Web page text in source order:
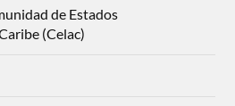
de Estados
(Celac)